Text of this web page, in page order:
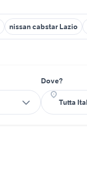
nissan cabstar Lazio
Dove?